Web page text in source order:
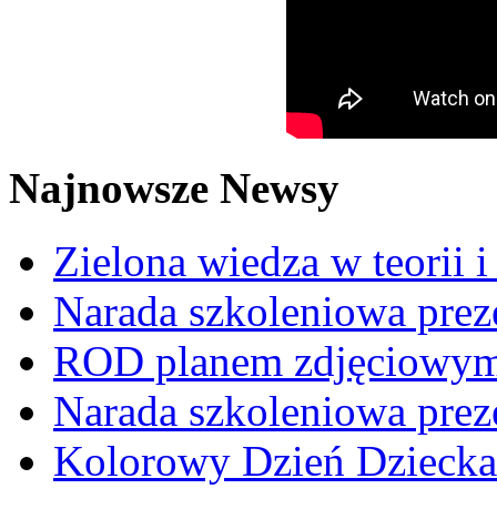
Najnowsze Newsy
Zielona wiedza w teorii
Narada szkoleniowa
ROD planem
Narada szkoleniowa
Kolorowy Dzień